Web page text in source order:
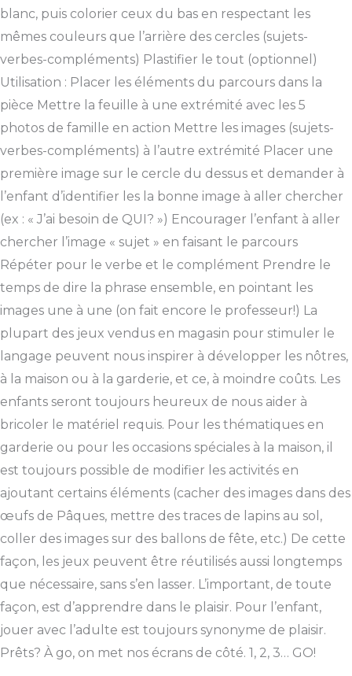
blanc, puis colorier ceux du bas en respectant les
mêmes couleurs que l’arrière des cercles (sujets-
verbes-compléments) Plastifier le tout (optionnel)
Utilisation : Placer les éléments du parcours dans la
pièce Mettre la feuille à une extrémité avec les 5
photos de famille en action Mettre les images (sujets-
verbes-compléments) à l’autre extrémité Placer une
première image sur le cercle du dessus et demander à
l’enfant d’identifier les la bonne image à aller chercher
(ex : « J’ai besoin de QUI? ») Encourager l’enfant à aller
chercher l’image « sujet » en faisant le parcours
Répéter pour le verbe et le complément Prendre le
temps de dire la phrase ensemble, en pointant les
images une à une (on fait encore le professeur!) La
plupart des jeux vendus en magasin pour stimuler le
langage peuvent nous inspirer à développer les nôtres,
à la maison ou à la garderie, et ce, à moindre coûts. Les
enfants seront toujours heureux de nous aider à
bricoler le matériel requis. Pour les thématiques en
garderie ou pour les occasions spéciales à la maison, il
est toujours possible de modifier les activités en
ajoutant certains éléments (cacher des images dans des
œufs de Pâques, mettre des traces de lapins au sol,
coller des images sur des ballons de fête, etc.) De cette
façon, les jeux peuvent être réutilisés aussi longtemps
que nécessaire, sans s’en lasser. L’important, de toute
façon, est d’apprendre dans le plaisir. Pour l’enfant,
jouer avec l’adulte est toujours synonyme de plaisir.
Prêts? À go, on met nos écrans de côté. 1, 2, 3… GO!